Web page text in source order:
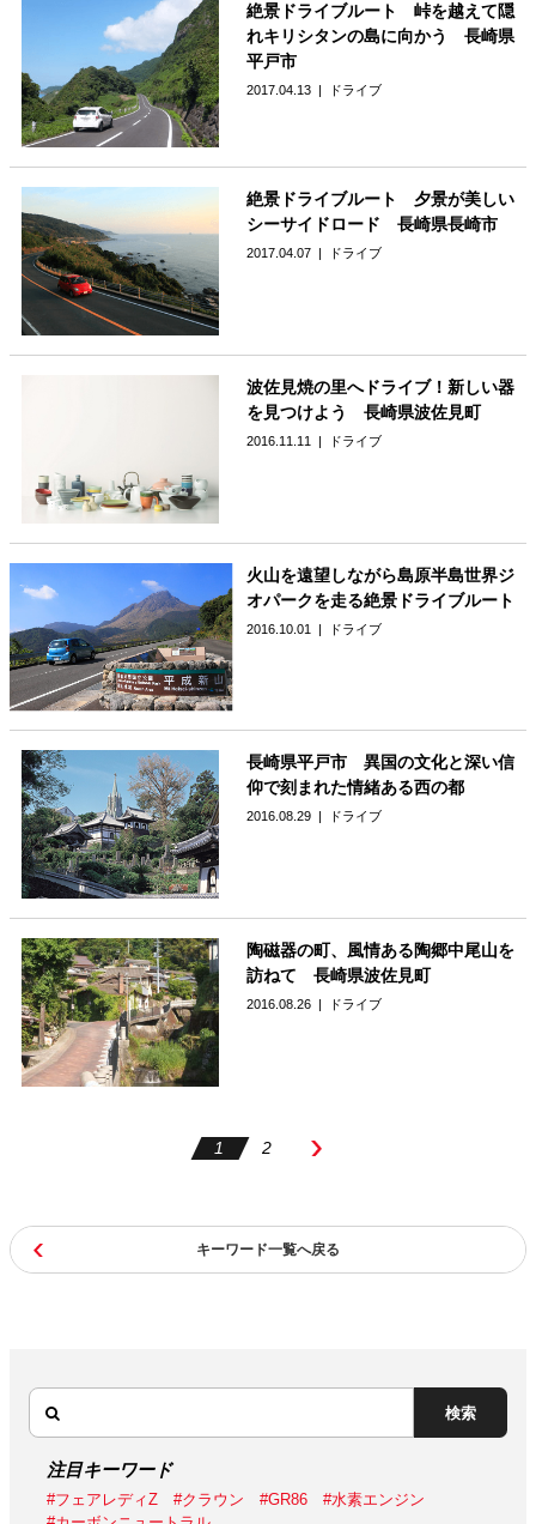
絶景ドライブルート 峠を越えて隠
れキリシタンの島に向かう 長崎県
平戸市
2017.04.13 ドライブ
絶景ドライブルート 夕景が美しい
シーサイドロード 長崎県長崎市
2017.04.07 ドライブ
波佐見焼の里へドライブ！新しい器
を見つけよう 長崎県波佐見町
2016.11.11 ドライブ
火山を遠望しながら島原半島世界ジ
オパークを走る絶景ドライブルート
2016.10.01 ドライブ
長崎県平戸市 異国の文化と深い信
仰で刻まれた情緒ある西の都
2016.08.29 ドライブ
陶磁器の町、風情ある陶郷中尾山を
訪ねて 長崎県波佐見町
2016.08.26 ドライブ
1 2
キーワード一覧へ戻る
検索
注目キーワード
#フェアレディZ #クラウン #GR86
#水素エンジン